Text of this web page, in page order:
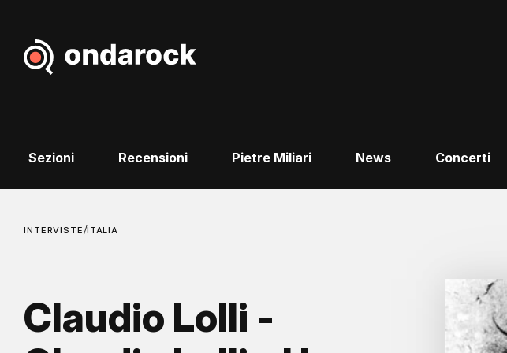
Sezioni Recensioni Pietre Miliari News Concerti
INTERVISTE/ITALIA
Claudio Lolli -